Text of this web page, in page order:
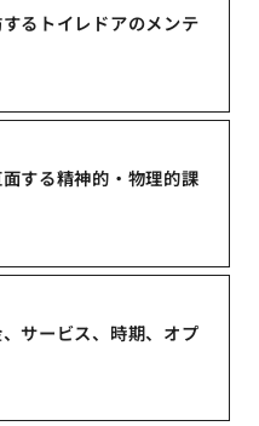
るトイレドアのメンテ
する精神的・物理的課
サービス、時期、オプ